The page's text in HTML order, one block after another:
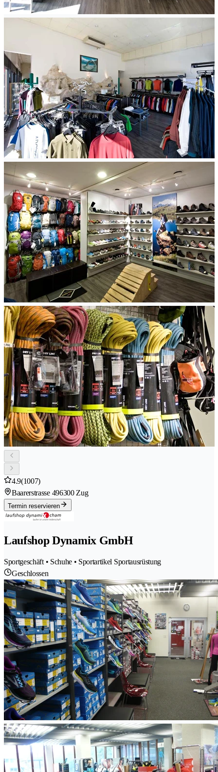
4.9(1007)
Baarerstrasse 496300 Zug
Termin reservieren
Laufshop Dynamix GmbH
Sportgeschäft • Schuhe • Sportartikel Sportausrüstung
Geschlossen